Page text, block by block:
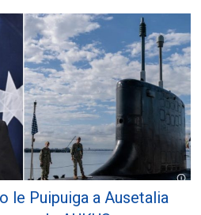
le Puipuiga a Ausetalia